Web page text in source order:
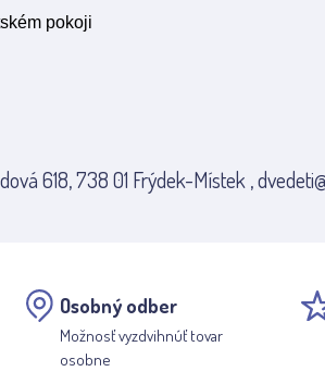
pokoji
618, 738 01 Frýdek-Místek ,
Osobný odber
Možnosť vyzdvihnúť tovar
osobne